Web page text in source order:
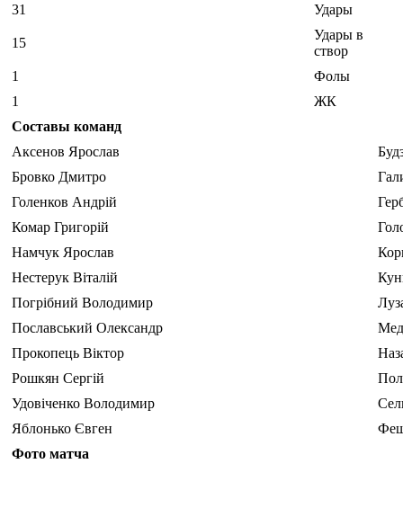
31
Удары
15
Удары в
створ
1
Фолы
1
ЖК
Составы команд
Аксенов Ярослав
Бровко Дмитро
Голенков Андрій
Комар Григорій
Намчук Ярослав
Нестерук Віталій
Погрібний Володимир
Пославський Олександр
Прокопець Віктор
Рошкян Сергій
Удовіченко Володимир
Яблонько Євген
Фото матча